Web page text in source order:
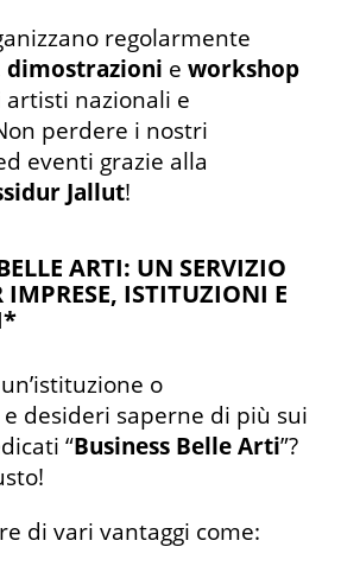
regolarmente
dimostrazioni e workshop
nazionali e
perdere i nostri
eventi grazie alla
Jallut!
ARTI: UN SERVIZIO
IMPRESE, ISTITUZIONI E
o
e desideri saperne di più sui
“Business Belle Arti”?
di vari vantaggi come: